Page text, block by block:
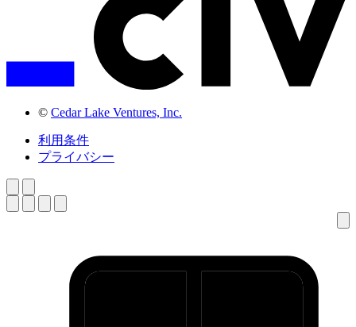
© Cedar Lake Ventures, Inc.
利用条件
プライバシー